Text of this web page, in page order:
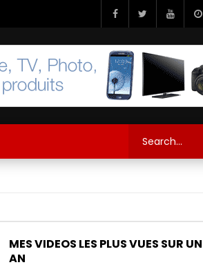
MES VIDEOS LES PLUS VUES SUR UN
AN